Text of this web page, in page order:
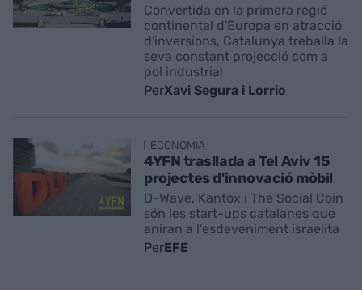
Convertida en la primera regió
continental d'Europa en atracció
d'inversions, Catalunya treballa la
seva constant projecció com a
pol industrial
PerXavi Segura i Lorrio
ECONOMIA
4YFN trasllada a Tel Aviv 15
projectes d'innovació mòbil
D-Wave, Kantox i The Social Coin
són les start-ups catalanes que
aniran a l'esdeveniment israelita
PerEFE